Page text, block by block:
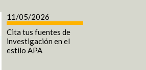
11/05/2026
Cita tus fuentes de
investigación en el
estilo APA